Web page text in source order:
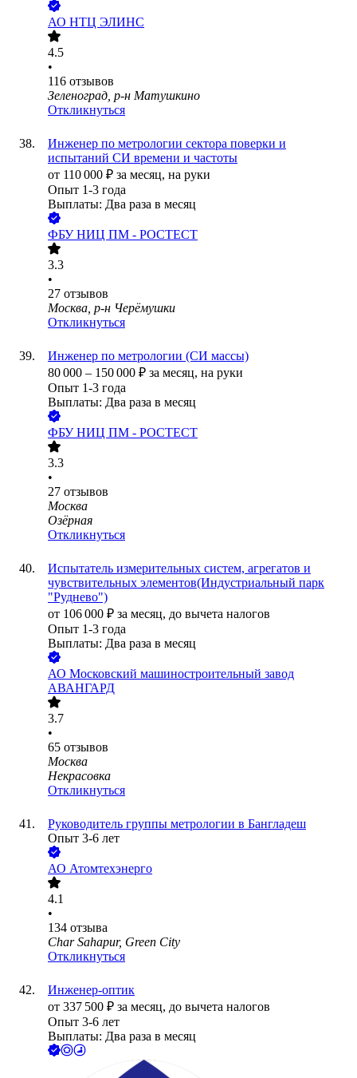
АО НТЦ ЭЛИНС
4.5
•
116 отзывов
Зеленоград, р-н Матушкино
Откликнуться
Инженер по метрологии сектора поверки и
испытаний СИ времени и частоты
от 110 000 ₽ за месяц, на руки
Опыт 1-3 года
Выплаты: Два раза в месяц
ФБУ НИЦ ПМ - РОСТЕСТ
3.3
•
27 отзывов
Москва, р-н Черёмушки
Откликнуться
Инженер по метрологии (СИ массы)
80 000 – 150 000 ₽ за месяц, на руки
Опыт 1-3 года
Выплаты: Два раза в месяц
ФБУ НИЦ ПМ - РОСТЕСТ
3.3
•
27 отзывов
Москва
Озёрная
Откликнуться
Испытатель измерительных систем, агрегатов и
чувствительных элементов(Индустриальный парк
"Руднево")
от 106 000 ₽ за месяц, до вычета налогов
Опыт 1-3 года
Выплаты: Два раза в месяц
АО Московский машиностроительный завод
АВАНГАРД
3.7
•
65 отзывов
Москва
Некрасовка
Откликнуться
Руководитель группы метрологии в Бангладеш
Опыт 3-6 лет
АО Атомтехэнерго
4.1
•
134 отзыва
Char Sahapur, Green City
Откликнуться
Инженер-оптик
от 337 500 ₽ за месяц, до вычета налогов
Опыт 3-6 лет
Выплаты: Два раза в месяц